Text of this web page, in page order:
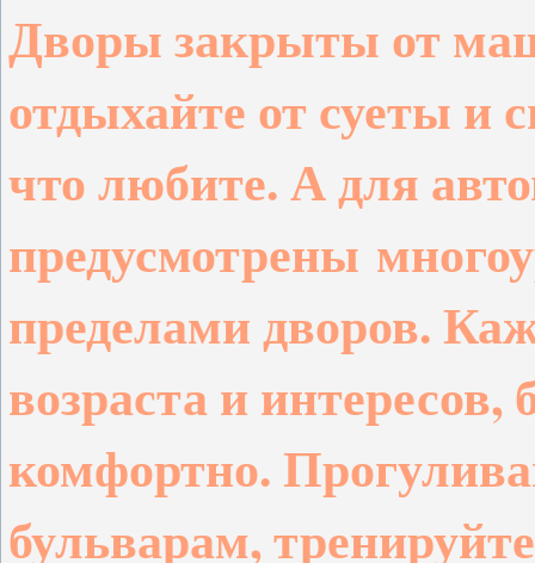
Дворы закрыты от
отдыхайте от суеты и
что любите. А для
предусмотрены
пределами дворов.
возраста и интересов,
комфортно.
бульварам,